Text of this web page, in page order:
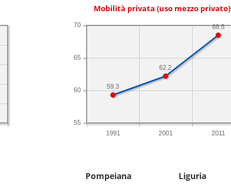
Mobilità privata (uso mezzo privato)
1991 2001 2011
55
60
65
70 68.5
62.2
59.3
Pompeiana Liguria